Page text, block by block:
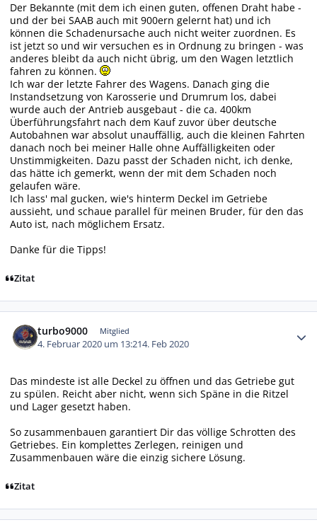
Der Bekannte (mit dem ich einen guten, offenen Draht habe -
und der bei SAAB auch mit 900ern gelernt hat) und ich
können die Schadenursache auch nicht weiter zuordnen. Es
ist jetzt so und wir versuchen es in Ordnung zu bringen - was
anderes bleibt da auch nicht übrig, um den Wagen letztlich
fahren zu können.
Ich war der letzte Fahrer des Wagens. Danach ging die
Instandsetzung von Karosserie und Drumrum los, dabei
wurde auch der Antrieb ausgebaut - die ca. 400km
Überführungsfahrt nach dem Kauf zuvor über deutsche
Autobahnen war absolut unauffällig, auch die kleinen Fahrten
danach noch bei meiner Halle ohne Auffälligkeiten oder
Unstimmigkeiten. Dazu passt der Schaden nicht, ich denke,
das hätte ich gemerkt, wenn der mit dem Schaden noch
gelaufen wäre.
Ich lass' mal gucken, wie's hinterm Deckel im Getriebe
aussieht, und schaue parallel für meinen Bruder, für den das
Auto ist, nach möglichem Ersatz.
Danke für die Tipps!
Zitat
turbo9000 Mitglied
4. Februar 2020 um 13:214. Feb 2020
Das mindeste ist alle Deckel zu öffnen und das Getriebe gut
zu spülen. Reicht aber nicht, wenn sich Späne in die Ritzel
und Lager gesetzt haben.
So zusammenbauen garantiert Dir das völlige Schrotten des
Getriebes. Ein komplettes Zerlegen, reinigen und
Zusammenbauen wäre die einzig sichere Lösung.
Zitat